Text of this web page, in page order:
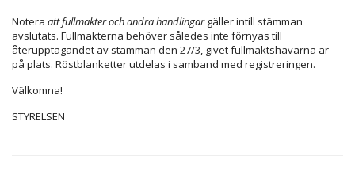
Notera att fullmakter och andra handlingargäller intill stämman
avslutats. Fullmakterna behöver således inte förnyas till
återupptagandet av stämman den 27/3, givet fullmaktshavarna är
på plats. Röstblanketter utdelas i samband med registreringen.
Välkomna!
STYRELSEN